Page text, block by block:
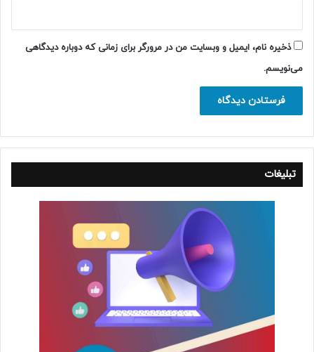
ذخیره نام، ایمیل و وبسایت من در مرورگر برای زمانی که دوباره دیدگاهی
می‌نویسم.
تبلیغات